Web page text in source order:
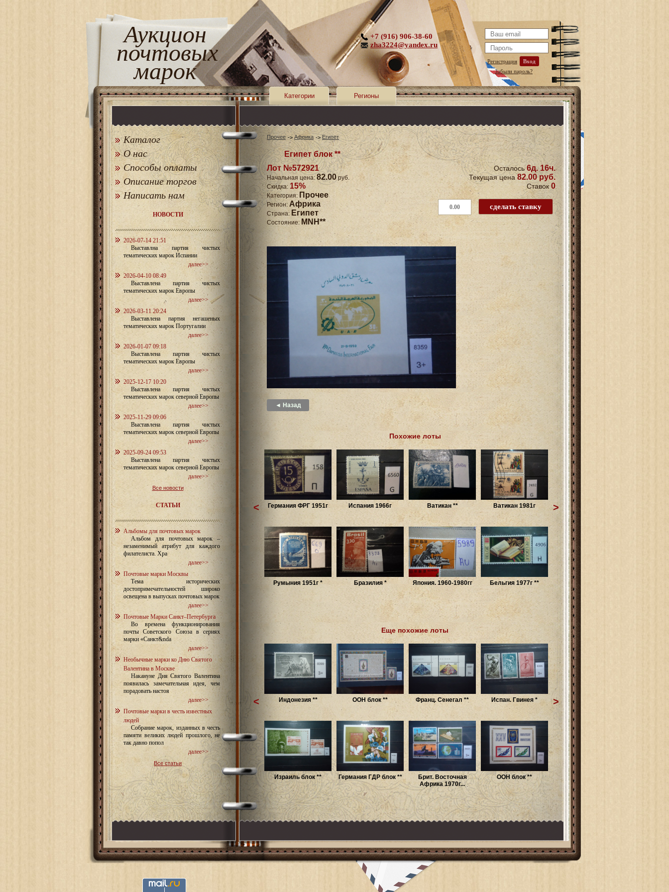
Аукцион
почтовых
марок Регистрация
Вход
Забыли пароль?
+7 (916) 906-38-60
zha3224@yandex.ru
Категории Регионы
Каталог
О нас
Способы оплаты
Описание торгов
Написать нам
НОВОСТИ
2026-07-14 21:51
Выставлна партия чистых
тематических марок Испании
далее>>
2026-04-10 08:49
Выставлена партия чистых
тематических марок Европы
далее>>
2026-03-11 20:24
Выставлена партия негашеных
тематических марок Португалии
далее>>
2026-01-07 09:18
Выставлена партия чистых
тематических марок Европы
далее>>
2025-12-17 10:20
Выставлена партия чистых
тематических марок северной Европы
далее>>
2025-11-29 09:06
Выставлена партия чистых
тематических марок северной Европы
далее>>
2025-09-24 09:53
Выставлена партия чистых
тематических марок северной Европы
далее>>
Все новости
СТАТЬИ
Альбомы для почтовых марок
Альбом для почтовых марок –
незаменимый атрибут для каждого
филателиста. Хра
далее>>
Почтовые марки Москвы
Тема исторических
достопримечательностей широко
освещена в выпусках почтовых марок
далее>>
Почтовые Марки Санкт–Петербурга
Во времена функционирования
почты Советского Союза в сериях
марки «Санкт&nda
далее>>
Необычные марки ко Дню Святого
Валентина в Москве
Накануне Дня Святого Валентина
появилась замечательная идея, чем
порадовать настоя
далее>>
Почтовые марки в честь известных
людей
Собрание марок, изданных в честь
памяти великих людей прошлого, не
так давно попол
далее>>
Все статьи
Прочее Африка Египет
Египет блок **
Лот №572921
Начальная цена: 82.00руб.
Скидка: 15%
Категория: Прочее
Регион: Африка
Страна: Египет
Состояние: MNH**
Осталось6д. 16ч.
Текущая цена 82.00 руб.
Ставок 0
◄ Назад
Похожие лоты
Германия ФРГ 1951г Испания 1966г Ватикан ** Ватикан 1981г
Румыния 1951г * Бразилия * Япония. 1960-1980гг Бельгия 1977г **
< >
Еще похожие лоты
Индонезия ** ООН блок ** Франц. Сенегал ** Испан. Гвинея *
Израиль блок ** Германия ГДР блок **
Брит. Восточная
Африка 1970г...
ООН блок **
< >